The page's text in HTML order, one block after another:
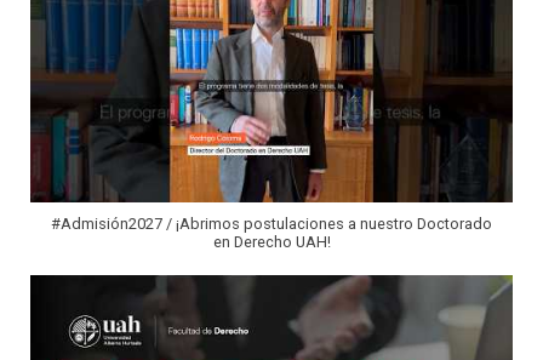
#Admisión2027 / ¡Abrimos postulaciones a nuestro Doctorado
en Derecho UAH!